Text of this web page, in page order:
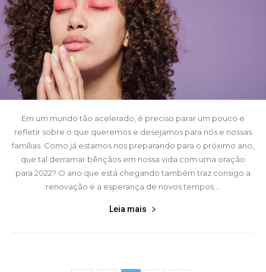
Em um mundo tão acelerado, é preciso parar um pouco e
refletir sobre o que queremos e desejamos para nós e nossas
famílias. Como já estamos nos preparando para o próximo ano,
que tal derramar bênçãos em nossa vida com uma oração
para 2022? O ano que está chegando também traz consigo a
renovação e a esperança de novos tempos....
Leia mais